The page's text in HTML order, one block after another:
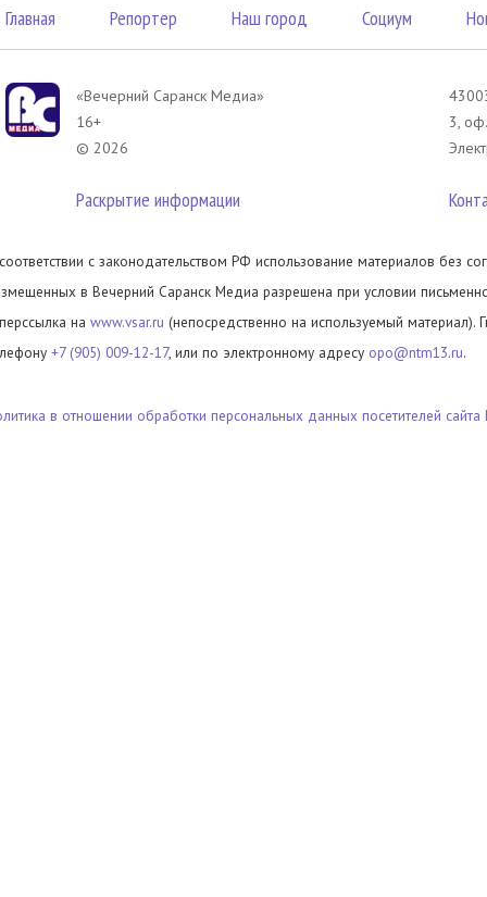
Главная Репортер Наш город Социум
«Вечерний Саранск Mедиа»
16+
© 2026
Раскрытие информации
3,
с законодательством РФ использование материалов без
в Вечерний Саранск Медиа разрешена при условии
на www.vsar.ru (непосредственно на используемый материал).
+7 (905) 009-12-17, или по электронному адресу opo@ntm13.ru.
в отношении обработки персональных данных посетителей